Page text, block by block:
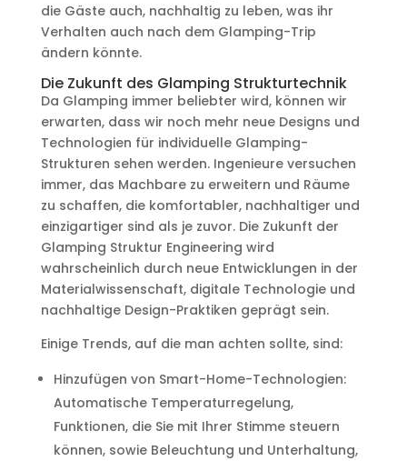
die Gäste auch, nachhaltig zu leben, was ihr
Verhalten auch nach dem Glamping-Trip
ändern könnte.
Die Zukunft des Glamping Strukturtechnik
Da Glamping immer beliebter wird, können wir
erwarten, dass wir noch mehr neue Designs und
Technologien für individuelle Glamping-
Strukturen sehen werden. Ingenieure versuchen
immer, das Machbare zu erweitern und Räume
zu schaffen, die komfortabler, nachhaltiger und
einzigartiger sind als je zuvor. Die Zukunft der
Glamping Struktur Engineering wird
wahrscheinlich durch neue Entwicklungen in der
Materialwissenschaft, digitale Technologie und
nachhaltige Design-Praktiken geprägt sein.
Einige Trends, auf die man achten sollte, sind:
Hinzufügen von Smart-Home-Technologien:
Automatische Temperaturregelung,
Funktionen, die Sie mit Ihrer Stimme steuern
können, sowie Beleuchtung und Unterhaltung,